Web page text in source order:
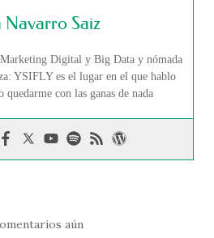
Saiz
Digital y Big Data y nómada
YSIFLY es el lugar en el que hablo
quedarme con las ganas de nada
aún